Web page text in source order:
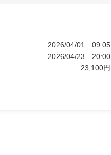
2026/04/01
09:05
2026/04/23
20:00
23,100円